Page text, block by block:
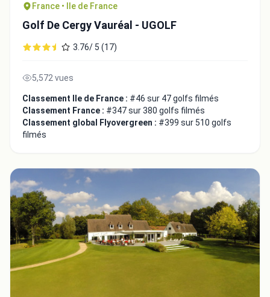
France • Ile de France
Golf De Cergy Vauréal - UGOLF
3.76/ 5 (17)
5,572 vues
Classement Ile de France : #46 sur 47 golfs filmés
Classement France : #347 sur 380 golfs filmés
Classement global Flyovergreen : #399 sur 510 golfs
filmés